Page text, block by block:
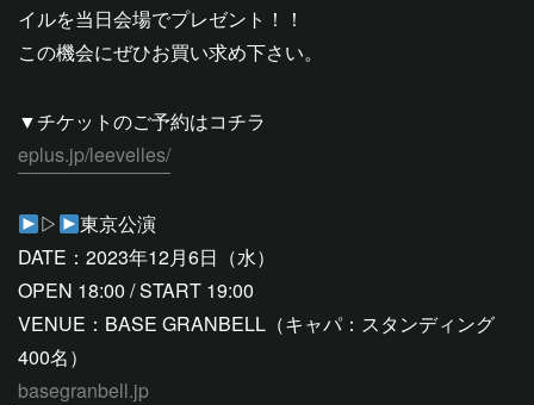
イルを当日会場でプレゼント！！
この機会にぜひお買い求め下さい。
▼チケットのご予約はコチラ
eplus.jp/leevelles/
▷
東京公演
DATE：2023年12月6日（水）
OPEN 18:00 / START 19:00
VENUE：BASE GRANBELL（キャパ：スタンディング
400名）
basegranbell.jp